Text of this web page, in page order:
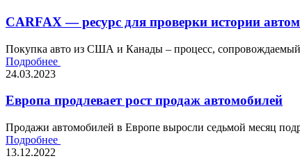
CARFAX — ресурс для проверки истории
Покупка авто из США и Канады – процесс,
Подробнее
24.03.2023
Европа продлевает рост продаж автомобилей
Продажи автомобилей в Европе выросли седьмой месяц
Подробнее
13.12.2022